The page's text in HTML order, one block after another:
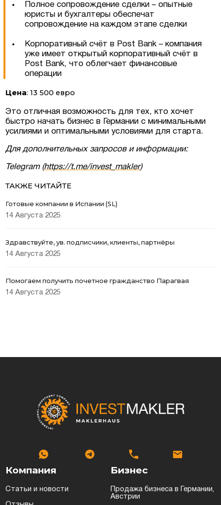
Полное сопровождение сделки – опытные
юристы и бухгалтеры обеспечат
сопровождение на каждом этапе сделки
Корпоративный счёт в Post Bank – компания
уже имеет открытый корпоративный счёт в
Post Bank, что облегчает финансовые
операции
Цена: 13 500 евро
Это отличная возможность для тех, кто хочет
быстро начать бизнес в Германии с минимальными
усилиями и оптимальными условиями для старта.
Для дополнительных запросов и информации:
Telegram (https://t.me/invest_makler)
ТАКЖЕ ЧИТАЙТЕ
Готовые компании в Испании (SL)
14 Августа 2025
Здравствуйте, ув. подписчики, клиенты, партнёры
14 Августа 2025
Помогаем получить почетное гражданство Парагвая
14 Августа 2025
Компания
Статьи и новости
Бизнес
Продажа бизнеса в Германии,
Австрии
Оставить заявку
Соглашаюсь на обработку персональных